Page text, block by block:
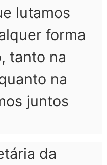
lutamos
forma
tanto na
na
juntos
da